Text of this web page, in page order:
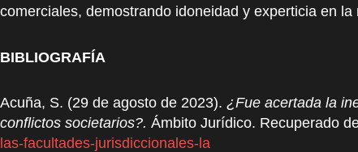
comerciales, demostrando idoneidad y experticia en
BIBLIOGRAFÍA
Acuña, S. (29 de agosto de 2023). ¿Fue acertada la
conflictos societarios?. Ámbito Jurídico. Recuperado
las-facultades-jurisdiccionales-la